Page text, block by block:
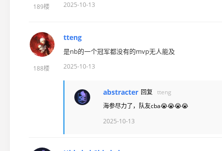
189楼 2025-10-13
188楼
tteng
是nb的一个冠军都没有的mvp无人能及
2025-10-13
abstracter 回复 tteng
海参尽力了，队友cba😭😭😭😭
2025-10-13